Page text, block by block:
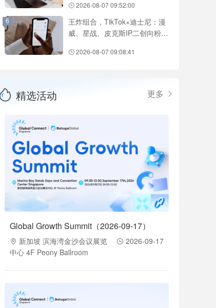
2026-08-07 09:52:00
6
王炸组合，TikTok×迪士尼：漫
威、星战、皮克斯IP二创向粉丝
2026-08-07 09:08:41
精选活动 更多
Global Growth Summit（2026-09-17）
新加坡 滨海湾金沙会议展览
中心 4F Peony Ballroom
2026-09-17